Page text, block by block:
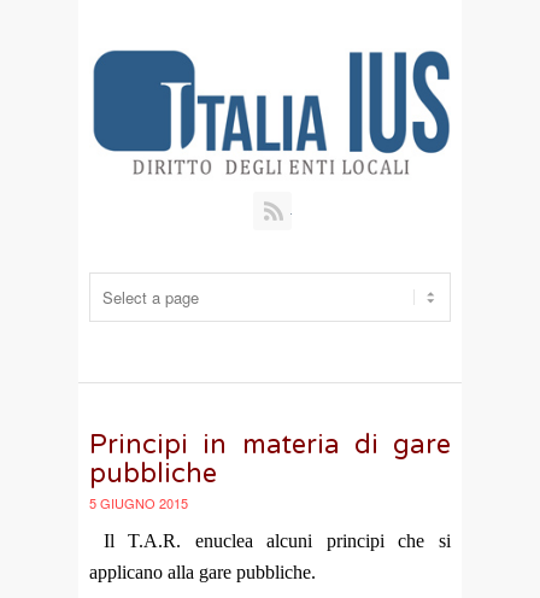
Principi in materia di gare
pubbliche
5 GIUGNO 2015
Il T.A.R. enuclea alcuni principi che si
applicano alla gare pubbliche.